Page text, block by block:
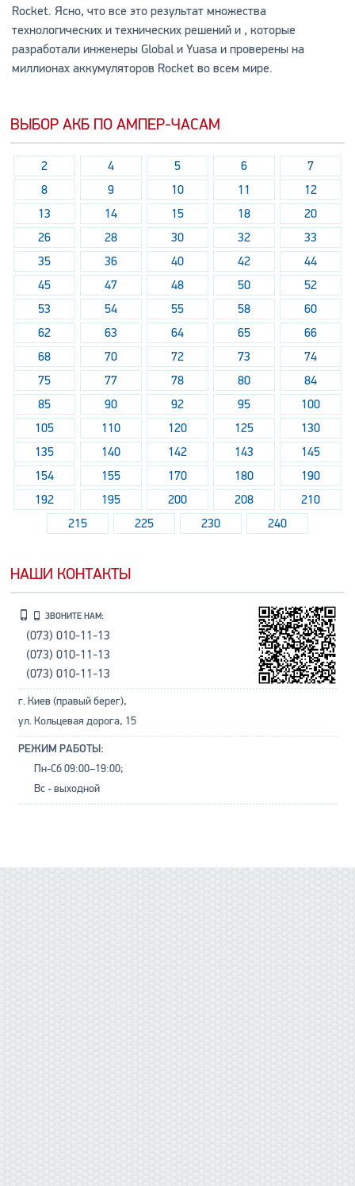
Rocket. Ясно, что все это результат множества
технологических и технических решений и , которые
разработали инженеры Global и Yuasa и проверены на
миллионах аккумуляторов Rocket во всем мире.
ВЫБОР АКБ ПО АМПЕР-ЧАСАМ
2 4 5 6
7
8
9 10 11
12
13
14 15 18
20
26
28 30 32
33
35
36 40 42
44
45
47 48 50
52
53
54 55 58
60
62
63 64 65
66
68
70 72 73
74
75
77 78 80
84
85
90 92 95
100
105
110 120 125
130
135
140 142 143
145
154
155 170 180
190
192
195 200 208
210
215
225 230 240
НАШИ КОНТАКТЫ
ЗВОНИТЕ НАМ:
(073) 010-11-13
(073) 010-11-13
(073) 010-11-13
г. Киев (правый берег),
ул. Кольцевая дорога, 15
РЕЖИМ РАБОТЫ:
Пн-Сб 09:00–19:00;
Вс - выходной